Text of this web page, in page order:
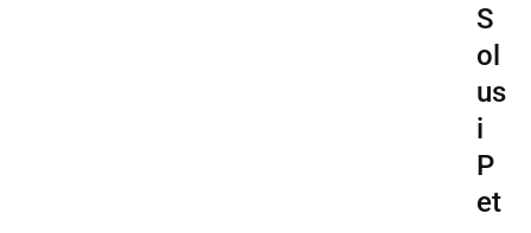
S
ol
us
i
P
et